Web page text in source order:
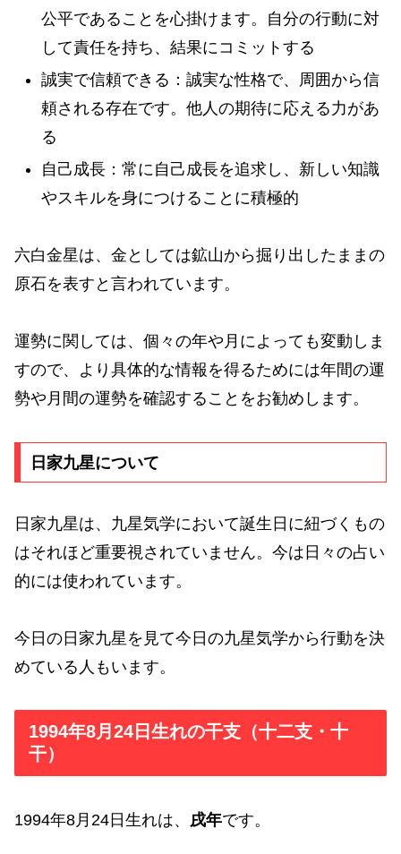
公平であることを心掛けます。自分の行動に対
して責任を持ち、結果にコミットする
誠実で信頼できる：誠実な性格で、周囲から信
頼される存在です。他人の期待に応える力があ
る
自己成長：常に自己成長を追求し、新しい知識
やスキルを身につけることに積極的
六白金星は、金としては鉱山から掘り出したままの
原石を表すと言われています。
運勢に関しては、個々の年や月によっても変動しま
すので、より具体的な情報を得るためには年間の運
勢や月間の運勢を確認することをお勧めします。
日家九星について
日家九星は、九星気学において誕生日に紐づくもの
はそれほど重要視されていません。今は日々の占い
的には使われています。
今日の日家九星を見て今日の九星気学から行動を決
めている人もいます。
1994年8月24日生れの干支（十二支・十
干）
1994年8月24日生れは、 戌年です。